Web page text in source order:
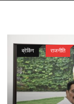
ब्रेकिंग राजनीति